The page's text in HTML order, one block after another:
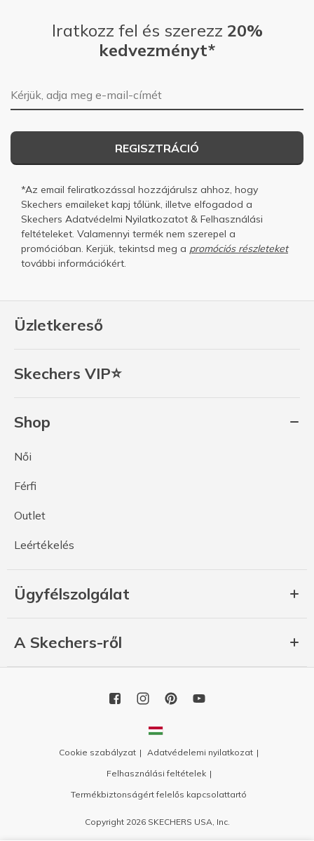
Üzletkereső
Skechers VIP⭐
Shop
Női
Férfi
Outlet
Leértékelés
Ügyfélszolgálat
A Skechers-ről
Iratkozz fel és szerezz 20%
kedvezményt*
E-mail-cím
REGISZTRÁCIÓ
*Az email feliratkozással hozzájárulsz ahhoz, hogy
Skechers emaileket kapj tőlünk, illetve elfogadod a
Skechers Adatvédelmi Nyilatkozatot & Felhasználási
feltételeket. Valamennyi termék nem szerepel a
promócióban. Kerjük, tekintsd meg a promóciós részleteket
további információkért.
Cookie szabályzat
Adatvédelemi nyilatkozat
Felhasználási feltételek
Termékbiztonságért felelős kapcsolattartó
Copyright 2026 SKECHERS USA, Inc.